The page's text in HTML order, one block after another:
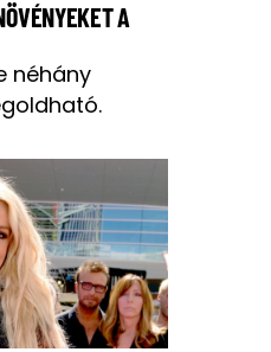
A
néhány